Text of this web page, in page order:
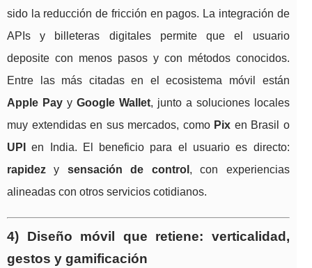
sido la reducción de fricción en pagos. La integración de
APIs y billeteras digitales permite que el usuario
deposite con menos pasos y con métodos conocidos.
Entre las más citadas en el ecosistema móvil están
Apple Payy Google Wallet, junto a soluciones locales
muy extendidas en sus mercados, como Pix en Brasil o
UPI
en India. El beneficio para el usuario es directo:
rapidez y sensación de control , con experiencias
alineadas con otros servicios cotidianos.
4) Diseño móvil que retiene: verticalidad,
gestos y gamificación